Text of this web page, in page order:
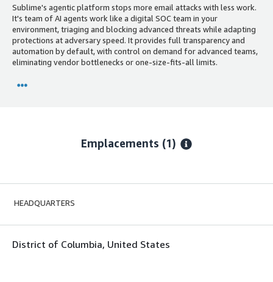
Sublime's agentic platform stops more email attacks with less work.
It's team of AI agents work like a digital SOC team in your
environment, triaging and blocking advanced threats while adapting
protections at adversary speed. It provides full transparency and
automation by default, with control on demand for advanced teams,
eliminating vendor bottlenecks or one-size-fits-all limits.
Emplacements (1)
HEADQUARTERS
District of Columbia, United States